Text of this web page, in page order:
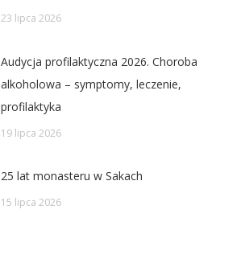
23 lipca 2026
Audycja profilaktyczna 2026. Choroba
alkoholowa – symptomy, leczenie,
profilaktyka
19 lipca 2026
25 lat monasteru w Sakach
15 lipca 2026